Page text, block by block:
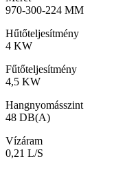
970-300-224 MM
Hűtőteljesítmény
4 KW
Fűtőteljesítmény
4,5 KW
Hangnyomásszint
48 DB(A)
Vízáram
0,21 L/S